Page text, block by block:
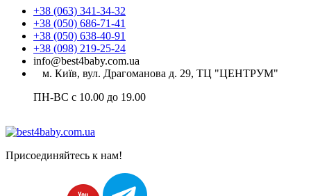
+38 (063) 341-34-32
+38 (050) 686-71-41
+38 (050) 638-40-91
+38 (098) 219-25-24
info@best4baby.com.ua
м. Київ, вул. Драгоманова д. 29, ТЦ "ЦЕНТРУМ"
ПН-ВС с 10.00 до 19.00
Присоединяйтесь к нам!